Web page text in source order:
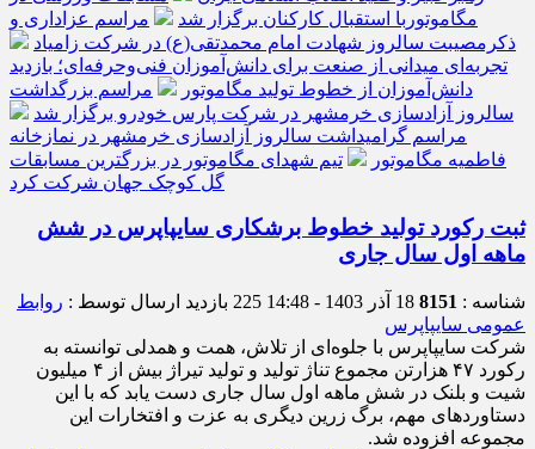
مگاموتوربا استقبال کارکنان برگزار شد
مراسم عزاداری و
ذکرمصیبت سالروز شهادت امام محمدتقی(ع) در شرکت زامیاد
تجربه‌ای میدانی از صنعت برای دانش‌آموزان فنی‌وحرفه‌ای؛ بازدید
دانش‌آموزان از خطوط تولید مگاموتور
مراسم بزرگداشت
سالروز آزادسازی خرمشهر در شرکت پارس خودرو برگزار شد
مراسم گرامیداشت سالروز آزادسازی خرمشهر در نمازخانه
فاطمیه مگاموتور
تیم شهدای مگاموتور در بزرگترین مسابقات
گل کوچک جهان شرکت کرد
ثبت رکورد تولید خطوط برشکاری سایپاپرس در شش
ماهه اول سال جاری
شناسه : 8151 18 آذر 1403 - 14:48 ارسال توسط : روابط
عمومی سایپاپرس
شرکت سایپاپرس با جلوه‌ای از تلاش، همت و همدلی توانسته به
رکورد ۴۷ هزارتن مجموع تناژ تولید و تولید تیراژ بیش از ۴ میلیون
شیت و بلنک در شش ماهه اول سال جاری دست یابد که با این
دستاوردهای مهم، برگ زرین دیگری به عزت و افتخارات این
مجموعه افزوده شد.